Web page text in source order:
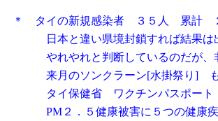
＊ タイの新規感染者 ３５人 累計
日本と違い県境封鎖すれば結果は出
やれやれと判断しているのだが、非
来月のソンクラーン[水掛祭り] もし
タイ保健省 ワクチンパスポート
PM２．５健康被害に５つの健康疾